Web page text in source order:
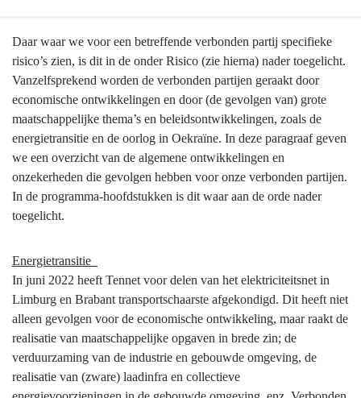
Terug
naar
navigatie
Verbonden
partijen
Ontwikkelingen
onzekerheden
Daar waar we voor een betreffende verbonden partij specifieke
risico’s zien, is dit in de onder Risico (zie hierna) nader toegelicht.
Vanzelfsprekend worden de verbonden partijen geraakt door
economische ontwikkelingen en door (de gevolgen van) grote
maatschappelijke thema’s en beleidsontwikkelingen, zoals de
energietransitie en de oorlog in Oekraïne. In deze paragraaf geven
we een overzicht van de algemene ontwikkelingen en
onzekerheden die gevolgen hebben voor onze verbonden partijen.
In de programma-hoofdstukken is dit waar aan de orde nader
toegelicht.
Energietransitie
In juni 2022 heeft Tennet voor delen van het elektriciteitsnet in
Limburg en Brabant transportschaarste afgekondigd. Dit heeft niet
alleen gevolgen voor de economische ontwikkeling, maar raakt de
realisatie van maatschappelijke opgaven in brede zin; de
verduurzaming van de industrie en gebouwde omgeving, de
realisatie van (zware) laadinfra en collectieve